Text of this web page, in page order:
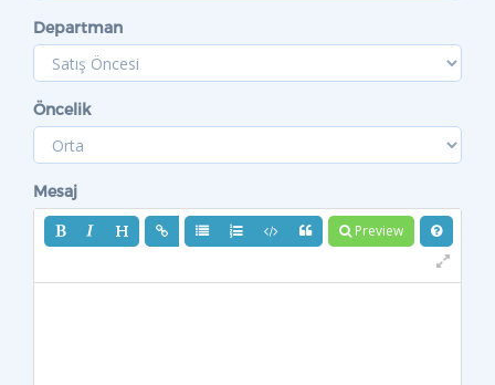
Departman
Öncelik
Mesaj
Preview